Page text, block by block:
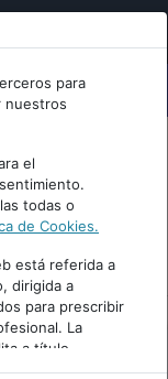
para
nuestros
el
todas o
de Cookies.
está referida a
dirigida a
para prescribir
La
a título
de los